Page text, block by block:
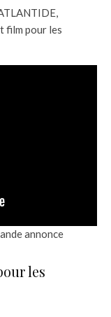
film pour les
annonce
les